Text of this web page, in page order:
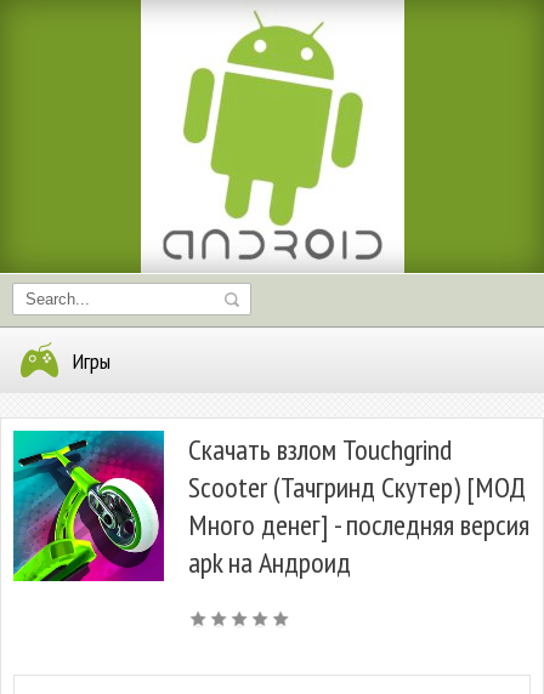
Игры
Скачать взлом Touchgrind
Scooter (Тачгринд Скутер) [МОД
Много денег] - последняя версия
apk на Андроид